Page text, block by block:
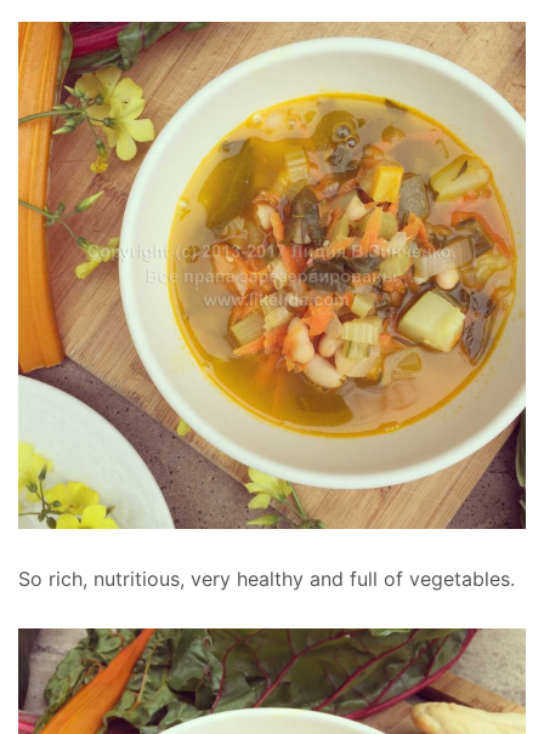
So rich, nutritious, very healthy and full of vegetables.